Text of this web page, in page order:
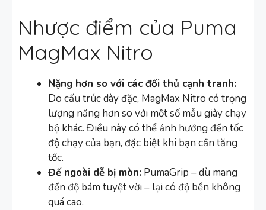
Nhược điểm của Puma
MagMax Nitro
Nặng hơn so với các đối thủ cạnh tranh:
Do cấu trúc dày đặc, MagMax Nitro có trọng
lượng nặng hơn so với một số mẫu giày chạy
bộ khác. Điều này có thể ảnh hưởng đến tốc
độ chạy của bạn, đặc biệt khi bạn cần tăng
tốc.
Đế ngoài dễ bị mòn: PumaGrip – dù mang
đến độ bám tuyệt vời – lại có độ bền không
quá cao.